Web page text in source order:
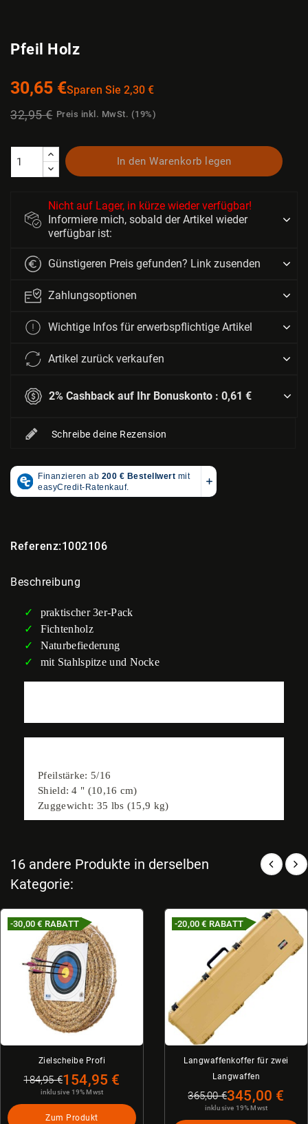
Pfeil Holz
30,65 €Sparen Sie 2,30 €
32,95 € Preis inkl. MwSt. (19%)
In den Warenkorb legen
Nicht auf Lager, in kürze wieder verfügbar!
Informiere mich, sobald der Artikel wieder
verfügbar ist:
Günstigeren Preis gefunden? Link zusenden
Zahlungsoptionen
Wichtige Infos für erwerbspflichtige Artikel
Artikel zurück verkaufen
2% Cashback auf Ihr Bonuskonto : 0,61 €
Schreibe deine Rezension
Referenz:1002106
Beschreibung
praktischer 3er-Pack
Fichtenholz
Naturbefiederung
mit Stahlspitze und Nocke
Pfeilstärke: 5/16
Shield: 4 " (10,16 cm)
Zuggewicht: 35 lbs (15,9 kg)
16 andere Produkte in derselben
Kategorie:
Zielscheibe Profi
184,95 €
-30,00 € RABATT
154,95 €
inklusive 19% Mwst
Zum Produkt
Langwaffenkoffer für zwei
Langwaffen
365,00 €
-20,00 € RABATT
345,00 €
inklusive 19% Mwst